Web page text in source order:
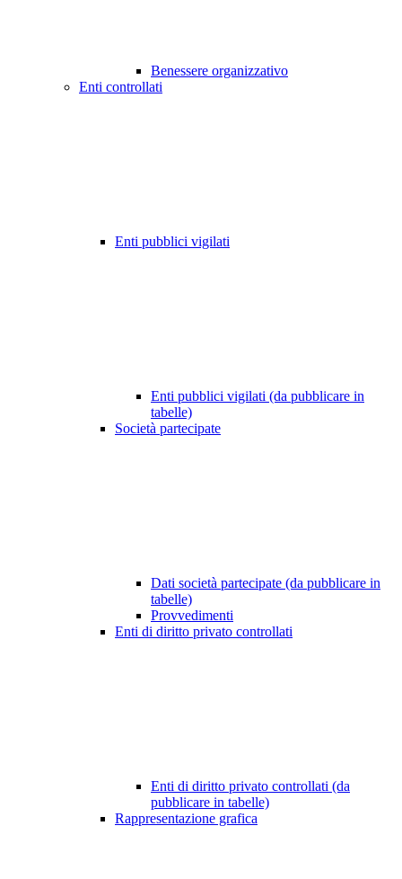
Benessere organizzativo
Enti controllati
Enti pubblici vigilati
Enti pubblici vigilati (da pubblicare in
tabelle)
Società partecipate
Dati società partecipate (da pubblicare in
tabelle)
Provvedimenti
Enti di diritto privato controllati
Enti di diritto privato controllati (da
pubblicare in tabelle)
Rappresentazione grafica